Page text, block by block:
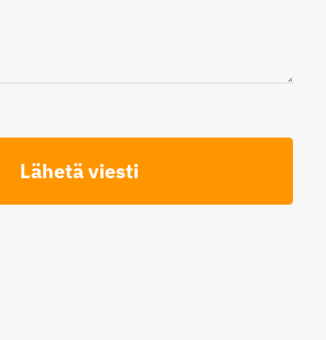
Lähetä viesti